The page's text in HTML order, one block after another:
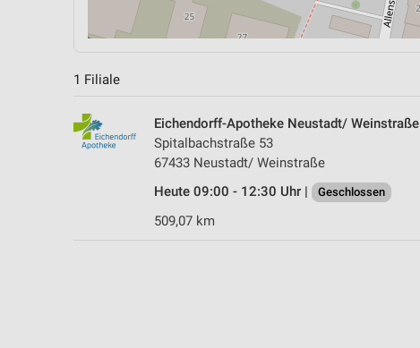
1 Filiale
Eichendorff-Apotheke Neustadt/ Weinstraße
Spitalbachstraße 53
67433 Neustadt/ Weinstraße
Heute 09:00 - 12:30 Uhr |
Geschlossen
509,07 km